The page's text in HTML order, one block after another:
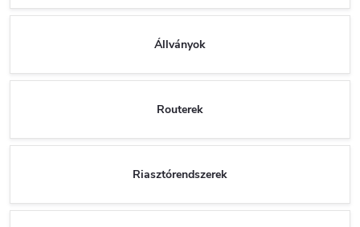
Állványok
Routerek
Riasztórendszerek